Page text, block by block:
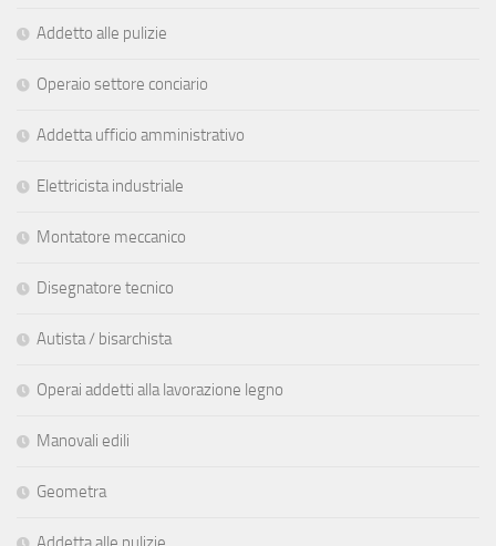
Addetto alle pulizie
Operaio settore conciario
Addetta ufficio amministrativo
Elettricista industriale
Montatore meccanico
Disegnatore tecnico
Autista / bisarchista
Operai addetti alla lavorazione legno
Manovali edili
Geometra